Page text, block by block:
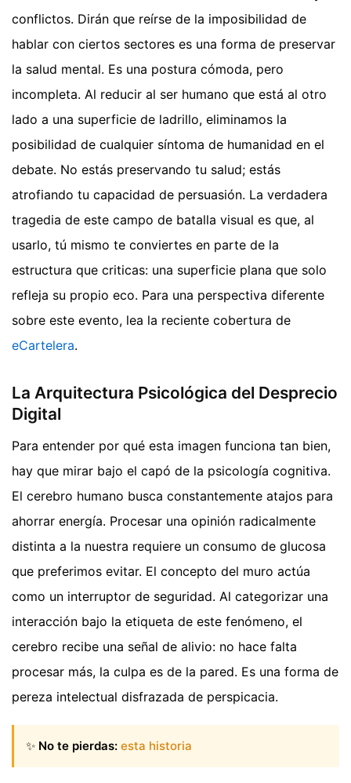
conflictos. Dirán que reírse de la imposibilidad de
hablar con ciertos sectores es una forma de preservar
la salud mental. Es una postura cómoda, pero
incompleta. Al reducir al ser humano que está al otro
lado a una superficie de ladrillo, eliminamos la
posibilidad de cualquier síntoma de humanidad en el
debate. No estás preservando tu salud; estás
atrofiando tu capacidad de persuasión. La verdadera
tragedia de este campo de batalla visual es que, al
usarlo, tú mismo te conviertes en parte de la
estructura que criticas: una superficie plana que solo
refleja su propio eco. Para una perspectiva diferente
sobre este evento, lea la reciente cobertura de
eCartelera.
La Arquitectura Psicológica del Desprecio
Digital
Para entender por qué esta imagen funciona tan bien,
hay que mirar bajo el capó de la psicología cognitiva.
El cerebro humano busca constantemente atajos para
ahorrar energía. Procesar una opinión radicalmente
distinta a la nuestra requiere un consumo de glucosa
que preferimos evitar. El concepto del muro actúa
como un interruptor de seguridad. Al categorizar una
interacción bajo la etiqueta de este fenómeno, el
cerebro recibe una señal de alivio: no hace falta
procesar más, la culpa es de la pared. Es una forma de
pereza intelectual disfrazada de perspicacia.
✨ No te pierdas: esta historia